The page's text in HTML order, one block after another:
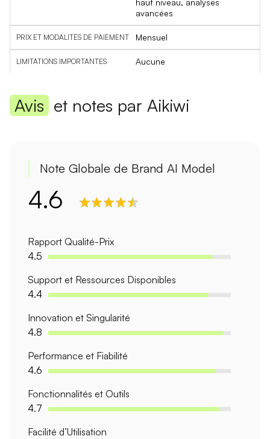
avancées
Mensuel
Aucune
Avis et notes par Aikiwi
Note Globale de Brand AI Model
4.6
Rapport Qualité-Prix
4.5
Support et Ressources Disponibles
4.4
Innovation et Singularité
4.8
Performance et Fiabilité
4.6
Fonctionnalités et Outils
4.7
Facilité d’Utilisation